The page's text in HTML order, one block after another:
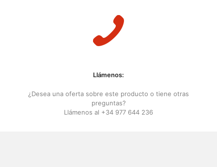
Llámenos:
¿Desea una oferta sobre este producto o tiene otras
preguntas?
Llámenos al +34 977 644 236